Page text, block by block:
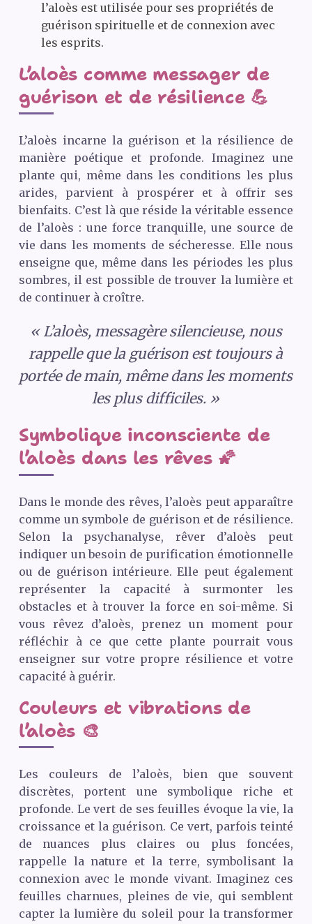
l’aloès est utilisée pour ses propriétés de
guérison spirituelle et de connexion avec
les esprits.
L’aloès comme messager de
guérison et de résilience 💪
L’aloès incarne la guérison et la résilience de
manière poétique et profonde. Imaginez une
plante qui, même dans les conditions les plus
arides, parvient à prospérer et à offrir ses
bienfaits. C’est là que réside la véritable essence
de l’aloès : une force tranquille, une source de
vie dans les moments de sécheresse. Elle nous
enseigne que, même dans les périodes les plus
sombres, il est possible de trouver la lumière et
de continuer à croître.
« L’aloès, messagère silencieuse, nous
rappelle que la guérison est toujours à
portée de main, même dans les moments
les plus difficiles. »
Symbolique inconsciente de
l’aloès dans les rêves 🌠
Dans le monde des rêves, l’aloès peut apparaître
comme un symbole de guérison et de résilience.
Selon la psychanalyse, rêver d’aloès peut
indiquer un besoin de purification émotionnelle
ou de guérison intérieure. Elle peut également
représenter la capacité à surmonter les
obstacles et à trouver la force en soi-même. Si
vous rêvez d’aloès, prenez un moment pour
réfléchir à ce que cette plante pourrait vous
enseigner sur votre propre résilience et votre
capacité à guérir.
Couleurs et vibrations de
l’aloès 🎨
Les couleurs de l’aloès, bien que souvent
discrètes, portent une symbolique riche et
profonde. Le vert de ses feuilles évoque la vie, la
croissance et la guérison. Ce vert, parfois teinté
de nuances plus claires ou plus foncées,
rappelle la nature et la terre, symbolisant la
connexion avec le monde vivant. Imaginez ces
feuilles charnues, pleines de vie, qui semblent
capter la lumière du soleil pour la transformer